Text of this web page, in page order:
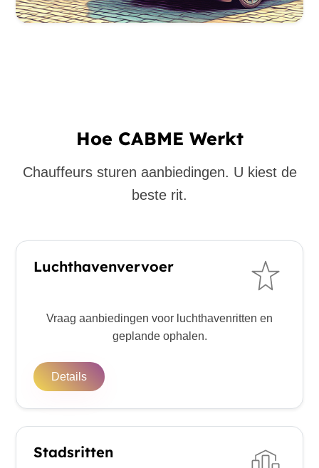
Hoe CABME Werkt
Chauffeurs sturen aanbiedingen. U kiest de
beste rit.
Luchthavenvervoer
Vraag aanbiedingen voor luchthavenritten en
geplande ophalen.
Details
Stadsritten